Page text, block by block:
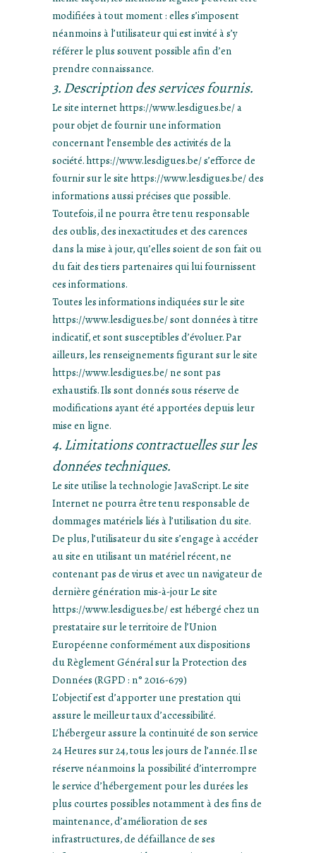
modifiées à tout moment : elles s’imposent
néanmoins à l’utilisateur qui est invité à s’y
référer le plus souvent possible afin d’en
prendre connaissance.
3. Description des services fournis.
Le site internet https://www.lesdigues.be/ a
pour objet de fournir une information
concernant l’ensemble des activités de la
société. https://www.lesdigues.be/ s’efforce de
fournir sur le site https://www.lesdigues.be/ des
informations aussi précises que possible.
Toutefois, il ne pourra être tenu responsable
des oublis, des inexactitudes et des carences
dans la mise à jour, qu’elles soient de son fait ou
du fait des tiers partenaires qui lui fournissent
ces informations.
Toutes les informations indiquées sur le site
https://www.lesdigues.be/ sont données à titre
indicatif, et sont susceptibles d’évoluer. Par
ailleurs, les renseignements figurant sur le site
https://www.lesdigues.be/ ne sont pas
exhaustifs. Ils sont donnés sous réserve de
modifications ayant été apportées depuis leur
mise en ligne.
4. Limitations contractuelles sur les
données techniques.
Le site utilise la technologie JavaScript. Le site
Internet ne pourra être tenu responsable de
dommages matériels liés à l’utilisation du site.
De plus, l’utilisateur du site s’engage à accéder
au site en utilisant un matériel récent, ne
contenant pas de virus et avec un navigateur de
dernière génération mis-à-jour Le site
https://www.lesdigues.be/ est hébergé chez un
prestataire sur le territoire de l’Union
Européenne conformément aux dispositions
du Règlement Général sur la Protection des
Données (RGPD : n° 2016-679)
L’objectif est d’apporter une prestation qui
assure le meilleur taux d’accessibilité.
L’hébergeur assure la continuité de son service
24 Heures sur 24, tous les jours de l’année. Il se
réserve néanmoins la possibilité d’interrompre
le service d’hébergement pour les durées les
plus courtes possibles notamment à des fins de
maintenance, d’amélioration de ses
infrastructures, de défaillance de ses